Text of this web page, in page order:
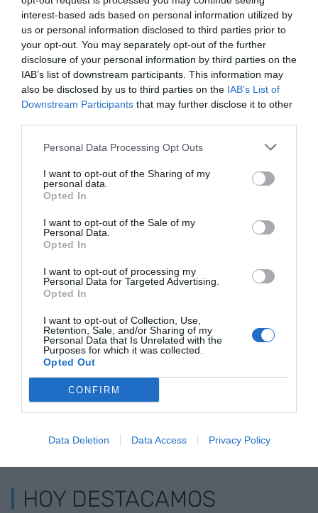
interest-based ads based on personal information utilized by
us or personal information disclosed to third parties prior to
your opt-out. You may separately opt-out of the further
disclosure of your personal information by third parties on the
IAB’s list of downstream participants. This information may
also be disclosed by us to third parties on the IAB’s List of
Downstream Participants that may further disclose it to other
Personal Data Processing Opt Outs
I want to opt-out of the Sharing of my
personal data.
Opted In
I want to opt-out of the Sale of my
Personal Data.
Opted In
I want to opt-out of processing my
Personal Data for Targeted Advertising.
Opted In
I want to opt-out of Collection, Use,
Retention, Sale, and/or Sharing of my
Personal Data that Is Unrelated with the
Purposes for which it was collected.
Opted Out
CONFIRM
Data Deletion Data Access Privacy Policy
RELACIONADAS
La nueva vida
"post-Nissan": del
adiós a 2.500
trabajadores a los
nuevos modelos de
Ebro para "la
reindustrialización" de la planta
LOS MÁS LEÍDOS
HOY DESTACAMOS